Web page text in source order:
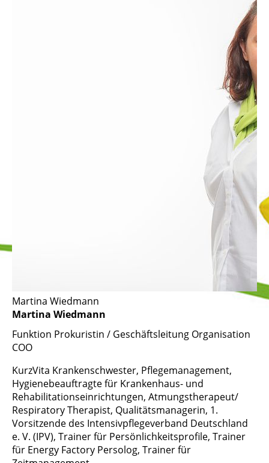
Martina Wiedmann
Martina Wiedmann
Funktion Prokuristin / Geschäftsleitung Organisation
COO
KurzVita Krankenschwester, Pflegemanagement,
Hygienebeauftragte für Krankenhaus- und
Rehabilitationseinrichtungen, Atmungstherapeut/
Respiratory Therapist, Qualitätsmanagerin, 1.
Vorsitzende des Intensivpflegeverband Deutschland
e. V. (IPV), Trainer für Persönlichkeitsprofile, Trainer
für Energy Factory Persolog, Trainer für